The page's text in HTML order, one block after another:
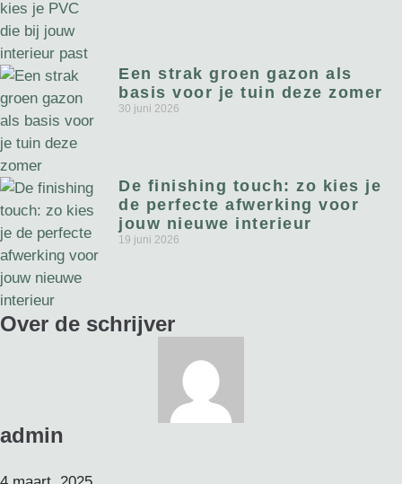
Een strak groen gazon als
basis voor je tuin deze zomer
30 juni 2026
De finishing touch: zo kies je
de perfecte afwerking voor
jouw nieuwe interieur
19 juni 2026
Over de schrijver
admin